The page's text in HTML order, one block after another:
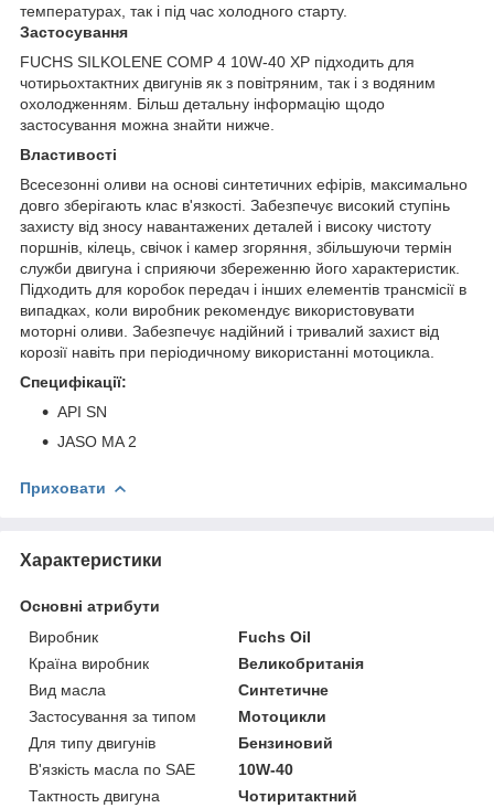
температурах, так і під час холодного старту.
Застосування
FUCHS SILKOLENE COMP 4 10W-40 XP підходить для
чотирьохтактних двигунів як з повітряним, так і з водяним
охолодженням. Більш детальну інформацію щодо
застосування можна знайти нижче.
Властивості
Всесезонні оливи на основі синтетичних ефірів, максимально
довго зберігають клас в'язкості. Забезпечує високий ступінь
захисту від зносу навантажених деталей і високу чистоту
поршнів, кілець, свічок і камер згоряння, збільшуючи термін
служби двигуна і сприяючи збереженню його характеристик.
Підходить для коробок передач і інших елементів трансмісії в
випадках, коли виробник рекомендує використовувати
моторні оливи. Забезпечує надійний і тривалий захист від
корозії навіть при періодичному використанні мотоцикла.
Специфікації:
API SN
JASO MA 2
Приховати
Характеристики
Основні атрибути
Виробник
Fuchs Oil
Країна виробник
Великобританія
Вид масла
Синтетичне
Застосування за типом
Мотоцикли
Для типу двигунів
Бензиновий
В'язкість масла по SAE
10W-40
Тактность двигуна
Чотиритактний